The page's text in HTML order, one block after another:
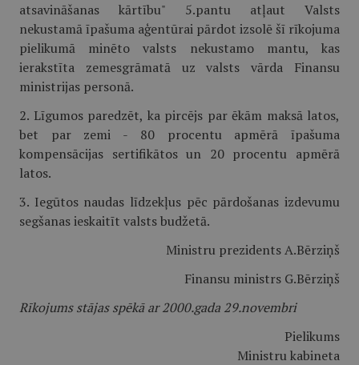
atsavināšanas kārtību" 5.pantu atļaut Valsts
nekustamā īpašuma aģentūrai pārdot izsolē šī rīkojuma
pielikumā minēto valsts nekustamo mantu, kas
ierakstīta zemesgrāmatā uz valsts vārda Finansu
ministrijas personā.
2. Līgumos paredzēt, ka pircējs par ēkām maksā latos,
bet par zemi - 80 procentu apmērā īpašuma
kompensācijas sertifikātos un 20 procentu apmērā
latos.
3. Iegūtos naudas līdzekļus pēc pārdošanas izdevumu
segšanas ieskaitīt valsts budžetā.
Ministru prezidents A.Bērziņš
Finansu ministrs G.Bērziņš
Rīkojums stājas spēkā ar 2000.gada 29.novembri
Pielikums
Ministru kabineta